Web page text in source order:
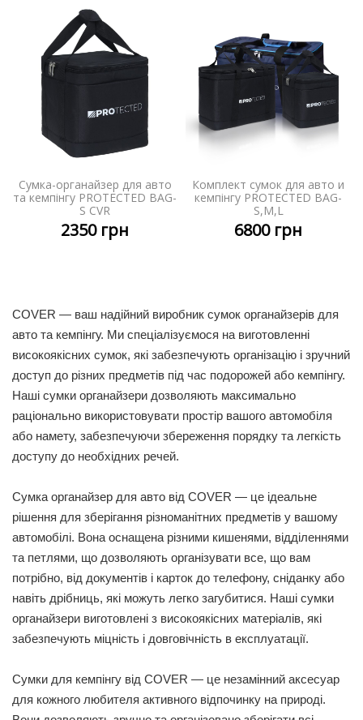
Сумка-органайзер для авто
та кемпінгу PROTECTED BAG-
S CVR
2350грн
Комплект сумок для авто и
кемпінгу PROTECTED BAG-
S,M,L
6800грн
COVER — ваш надійний виробник сумок органайзерів для
авто та кемпінгу. Ми спеціалізуємося на виготовленні
високоякісних сумок, які забезпечують організацію і зручний
доступ до різних предметів під час подорожей або кемпінгу.
Наші сумки органайзери дозволяють максимально
раціонально використовувати простір вашого автомобіля
або намету, забезпечуючи збереження порядку та легкість
доступу до необхідних речей.
Сумка органайзер для авто від COVER — це ідеальне
рішення для зберігання різноманітних предметів у вашому
автомобілі. Вона оснащена різними кишенями, відділеннями
та петлями, що дозволяють організувати все, що вам
потрібно, від документів і карток до телефону, сніданку або
навіть дрібниць, які можуть легко загубитися. Наші сумки
органайзери виготовлені з високоякісних матеріалів, які
забезпечують міцність і довговічність в експлуатації.
Сумки для кемпінгу від COVER — це незамінний аксесуар
для кожного любителя активного відпочинку на природі.